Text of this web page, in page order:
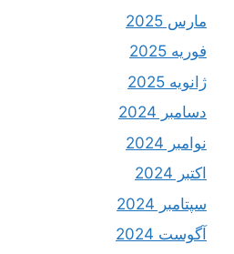
مارس 2025
فوریه 2025
ژانویه 2025
دسامبر 2024
نوامبر 2024
اکتبر 2024
سپتامبر 2024
آگوست 2024